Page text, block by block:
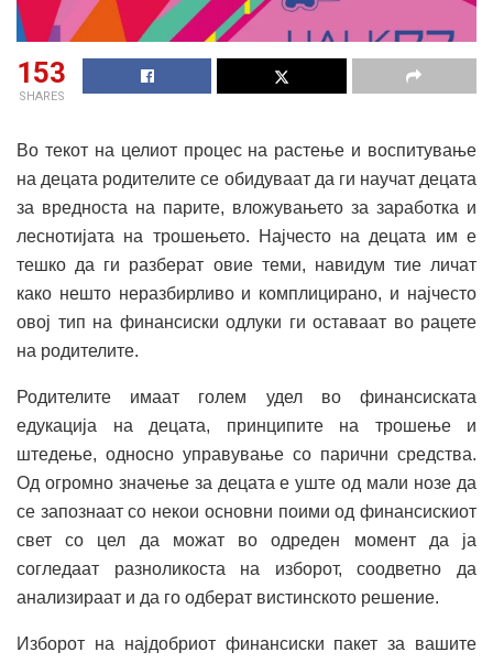
153
SHARES
Во текот на целиот процес на растење и воспитување
на децата родителите се обидуваат да ги научат децата
за вредноста на парите, вложувањето за заработка и
леснотијата на трошењето. Најчесто на децата им е
тешко да ги разберат овие теми, навидум тие личат
како нешто неразбирливо и комплицирано, и најчесто
овој тип на финансиски одлуки ги оставаат во рацете
на родителите.
Родителите имаат голем удел во финансиската
едукација на децата, принципите на трошење и
штедење, односно управување со парични средства.
Од огромно значење за децата е уште од мали нозе да
се запознаат со некои основни поими од финансискиот
свет со цел да можат во одреден момент да ја
согледаат разноликоста на изборот, соодветно да
анализираат и да го одберат вистинското решение.
Изборот на најдобриот финансиски пакет за вашите